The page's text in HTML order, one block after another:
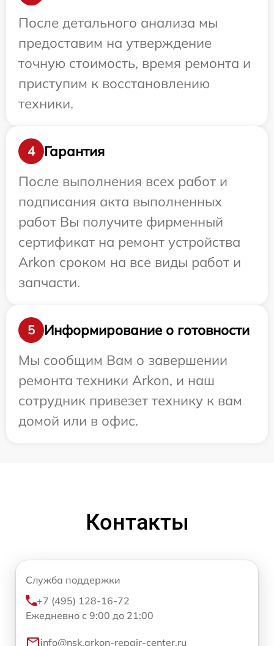
После детального анализа мы
предоставим на утверждение
точную стоимость, время ремонта и
приступим к восстановлению
техники.
4
Гарантия
После выполнения всех работ и
подписания акта выполненных
работ Вы получите фирменный
сертификат на ремонт устройства
Arkon сроком на все виды работ и
запчасти.
5
Информирование о готовности
Мы сообщим Вам о завершении
ремонта техники Arkon, и наш
сотрудник привезет технику к вам
домой или в офис.
Контакты
Служба поддержки
+7 (495) 128-16-72
Ежедневно с 9:00 до 21:00
info@nsk.arkon-repair-center.ru